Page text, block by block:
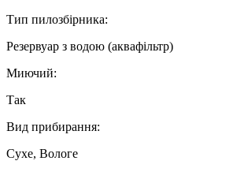
Тип пилозбірника:
Резервуар з водою (аквафільтр)
Миючий:
Так
Вид прибирання:
Сухе, Вологе